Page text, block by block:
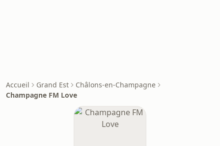
Accueil Grand Est
Châlons-en-Champagne
Champagne FM Love